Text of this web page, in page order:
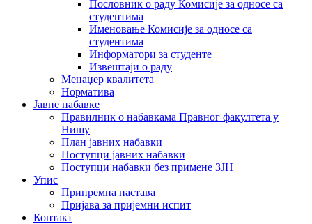
Пословник о раду Комисије за односе са
студентима
Именовање Комисије за односе са
студентима
Информатори за студенте
Извештаји о раду
Менаџер квалитета
Норматива
Јавне набавке
Правилник о набавкама Правног факултета у
Нишу
План јавних набавки
Поступци јавних набавки
Поступци набавки без примене ЗЈН
Упис
Припремна настава
Пријава за пријемни испит
Контакт